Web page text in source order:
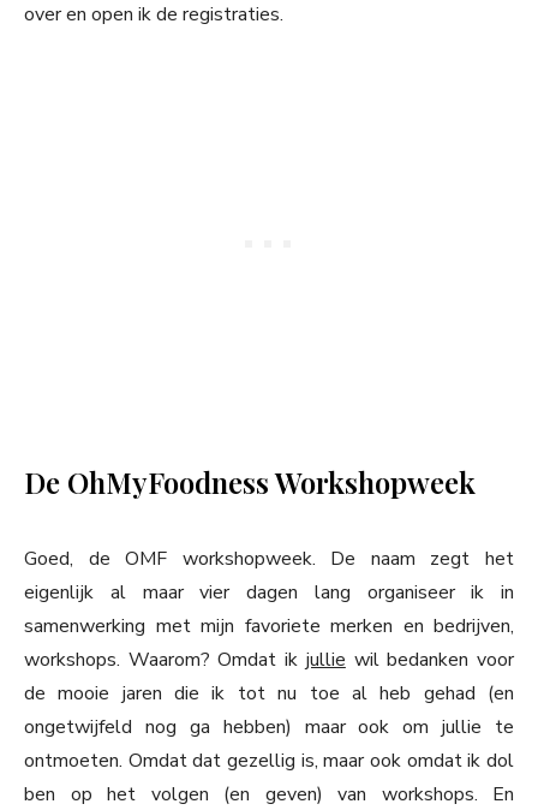
over en open ik de registraties.
De OhMyFoodness Workshopweek
Goed, de OMF workshopweek. De naam zegt het
eigenlijk al maar vier dagen lang organiseer ik in
samenwerking met mijn favoriete merken en bedrijven,
workshops. Waarom? Omdat ik jullie wil bedanken voor
de mooie jaren die ik tot nu toe al heb gehad (en
ongetwijfeld nog ga hebben) maar ook om jullie te
ontmoeten. Omdat dat gezellig is, maar ook omdat ik dol
ben op het volgen (en geven) van workshops. En